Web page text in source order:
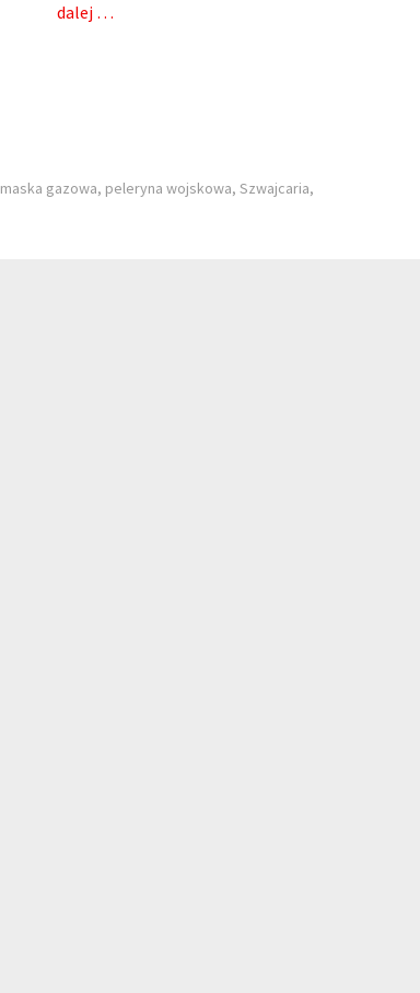
dalej …
maska gazowa, peleryna wojskowa, Szwajcaria,